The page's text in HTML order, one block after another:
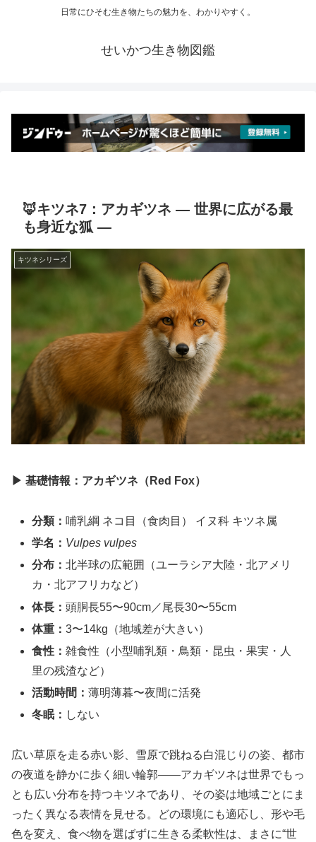
日常にひそむ生き物たちの魅力を、わかりやすく。
せいかつ生き物図鑑
🦊キツネ7：アカギツネ ― 世界に広がる最
も身近な狐 ―
キツネシリーズ
▶ 基礎情報：アカギツネ（Red Fox）
分類： 哺乳綱 ネコ目（食肉目） イヌ科 キツネ属
学名： Vulpes vulpes
分布：北半球の広範囲（ユーラシア大陸・北アメリ
カ・北アフリカなど）
体長：頭胴長55〜90cm／尾長30〜55cm
体重：3〜14kg（地域差が大きい）
食性：雑食性（小型哺乳類・鳥類・昆虫・果実・人
里の残渣など）
活動時間：薄明薄暮〜夜間に活発
冬眠： しない
広い草原を走る赤い影、雪原で跳ねる白混じりの姿、都市
の夜道を静かに歩く細い輪郭――アカギツネは世界でもっ
とも広い分布を持つキツネであり、その姿は地域ごとにま
ったく異なる表情を見せる。どの環境にも適応し、形や毛
色を変え、食べ物を選ばずに生きる柔軟性は、まさに“世